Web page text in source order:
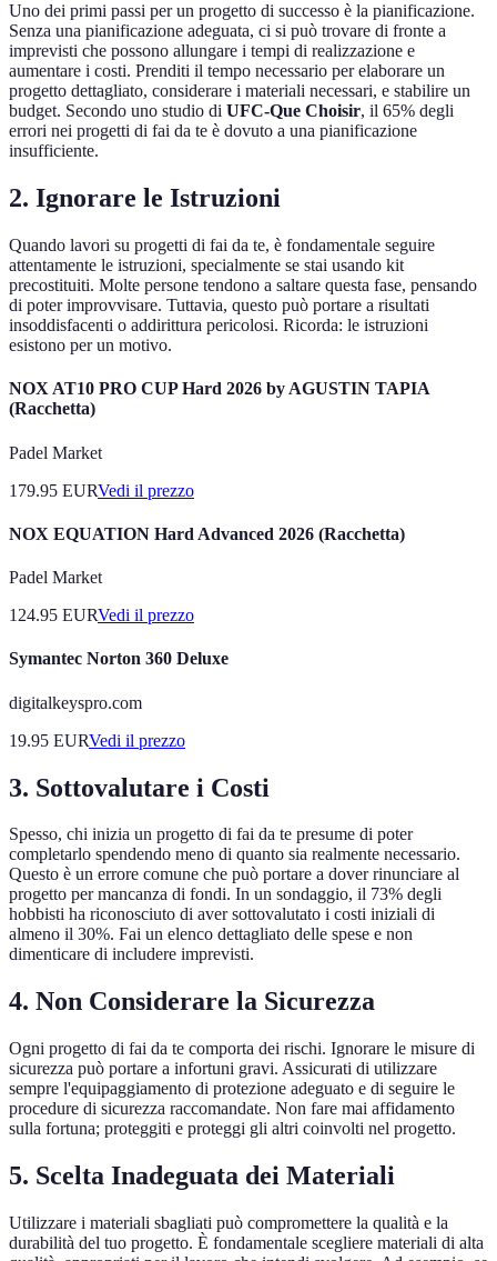
Uno dei primi passi per un progetto di successo è la pianificazione.
Senza una pianificazione adeguata, ci si può trovare di fronte a
imprevisti che possono allungare i tempi di realizzazione e
aumentare i costi. Prenditi il tempo necessario per elaborare un
progetto dettagliato, considerare i materiali necessari, e stabilire un
budget. Secondo uno studio di UFC-Que Choisir, il 65% degli
errori nei progetti di fai da te è dovuto a una pianificazione
insufficiente.
2. Ignorare le Istruzioni
Quando lavori su progetti di fai da te, è fondamentale seguire
attentamente le istruzioni, specialmente se stai usando kit
precostituiti. Molte persone tendono a saltare questa fase, pensando
di poter improvvisare. Tuttavia, questo può portare a risultati
insoddisfacenti o addirittura pericolosi. Ricorda: le istruzioni
esistono per un motivo.
NOX AT10 PRO CUP Hard 2026 by AGUSTIN TAPIA
(Racchetta)
Padel Market
179.95 EURVedi il prezzo
NOX EQUATION Hard Advanced 2026 (Racchetta)
Padel Market
124.95 EURVedi il prezzo
Symantec Norton 360 Deluxe
digitalkeyspro.com
19.95 EURVedi il prezzo
3. Sottovalutare i Costi
Spesso, chi inizia un progetto di fai da te presume di poter
completarlo spendendo meno di quanto sia realmente necessario.
Questo è un errore comune che può portare a dover rinunciare al
progetto per mancanza di fondi. In un sondaggio, il 73% degli
hobbisti ha riconosciuto di aver sottovalutato i costi iniziali di
almeno il 30%. Fai un elenco dettagliato delle spese e non
dimenticare di includere imprevisti.
4. Non Considerare la Sicurezza
Ogni progetto di fai da te comporta dei rischi. Ignorare le misure di
sicurezza può portare a infortuni gravi. Assicurati di utilizzare
sempre l'equipaggiamento di protezione adeguato e di seguire le
procedure di sicurezza raccomandate. Non fare mai affidamento
sulla fortuna; proteggiti e proteggi gli altri coinvolti nel progetto.
5. Scelta Inadeguata dei Materiali
Utilizzare i materiali sbagliati può compromettere la qualità e la
durabilità del tuo progetto. È fondamentale scegliere materiali di alta